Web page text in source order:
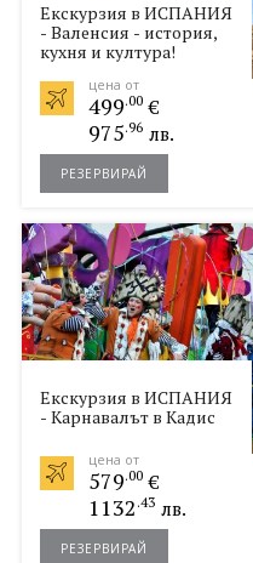
Екскурзия в ИСПАНИЯ
- Валенсия - история,
кухня и култура!
цена от
499.00 €
975.96 лв.
РЕЗЕРВИРАЙ
Екскурзия в ИСПАНИЯ
- Карнавалът в Кадис
цена от
579.00 €
1132 .43 лв.
РЕЗЕРВИРАЙ